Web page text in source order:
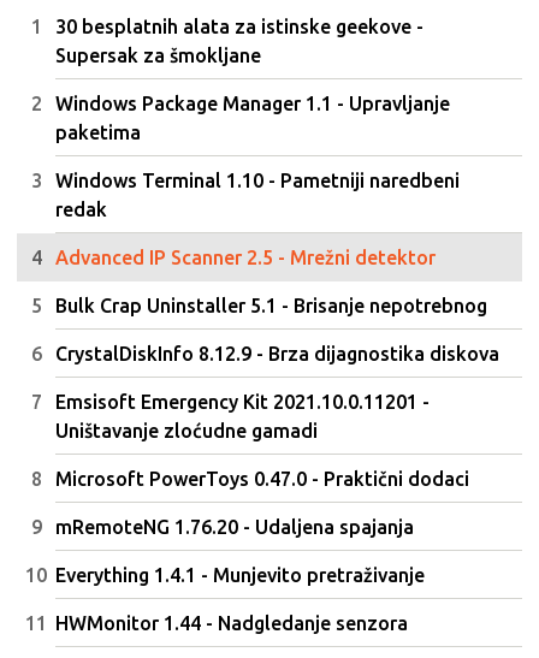
30 besplatnih alata za istinske geekove -
Supersak za šmokljane
Windows Package Manager 1.1 - Upravljanje
paketima
Windows Terminal 1.10 - Pametniji naredbeni
redak
Advanced IP Scanner 2.5 - Mrežni detektor
Bulk Crap Uninstaller 5.1 - Brisanje nepotrebnog
CrystalDiskInfo 8.12.9 - Brza dijagnostika diskova
Emsisoft Emergency Kit 2021.10.0.11201 -
Uništavanje zloćudne gamadi
Microsoft PowerToys 0.47.0 - Praktični dodaci
mRemoteNG 1.76.20 - Udaljena spajanja
Everything 1.4.1 - Munjevito pretraživanje
HWMonitor 1.44 - Nadgledanje senzora